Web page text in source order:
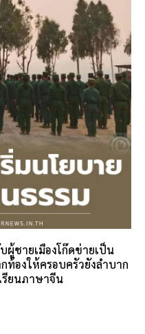
ผู้ชายเมืองโก๊ดข่ายเป็น
ท้องให้ครอบครัวยังลำบาก
รียนภาษาจีน